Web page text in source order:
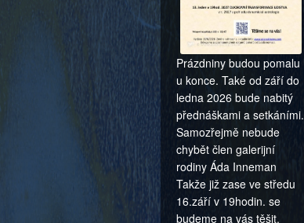
Prázdniny budou pomalu
u konce. Také od září do
ledna 2026 bude nabitý
přednáškami a setkáními.
Samozřejmě nebude
chybět člen galerijní
rodiny Áda Inneman
Takže již zase ve středu
16.září v 19hodin. se
budeme na vás těšit.